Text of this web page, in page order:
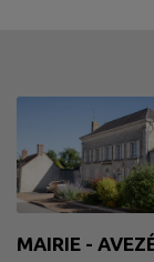
MAIRIE -